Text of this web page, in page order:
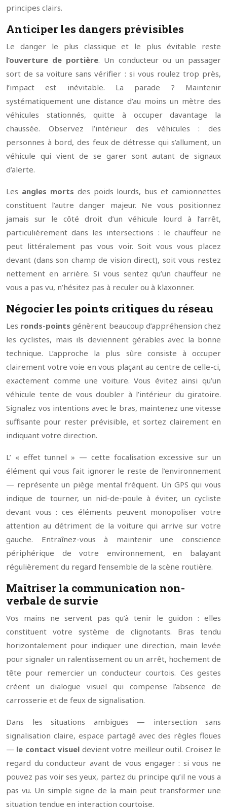
principes clairs.
Anticiper les dangers prévisibles
Le danger le plus classique et le plus évitable reste
l’ouverture de portière. Un conducteur ou un passager
sort de sa voiture sans vérifier : si vous roulez trop près,
l’impact est inévitable. La parade ? Maintenir
systématiquement une distance d’au moins un mètre des
véhicules stationnés, quitte à occuper davantage la
chaussée. Observez l’intérieur des véhicules : des
personnes à bord, des feux de détresse qui s’allument, un
véhicule qui vient de se garer sont autant de signaux
d’alerte.
Les angles morts des poids lourds, bus et camionnettes
constituent l’autre danger majeur. Ne vous positionnez
jamais sur le côté droit d’un véhicule lourd à l’arrêt,
particulièrement dans les intersections : le chauffeur ne
peut littéralement pas vous voir. Soit vous vous placez
devant (dans son champ de vision direct), soit vous restez
nettement en arrière. Si vous sentez qu’un chauffeur ne
vous a pas vu, n’hésitez pas à reculer ou à klaxonner.
Négocier les points critiques du réseau
Les ronds-points génèrent beaucoup d’appréhension chez
les cyclistes, mais ils deviennent gérables avec la bonne
technique. L’approche la plus sûre consiste à occuper
clairement votre voie en vous plaçant au centre de celle-ci,
exactement comme une voiture. Vous évitez ainsi qu’un
véhicule tente de vous doubler à l’intérieur du giratoire.
Signalez vos intentions avec le bras, maintenez une vitesse
suffisante pour rester prévisible, et sortez clairement en
indiquant votre direction.
L’ « effet tunnel » — cette focalisation excessive sur un
élément qui vous fait ignorer le reste de l’environnement
— représente un piège mental fréquent. Un GPS qui vous
indique de tourner, un nid-de-poule à éviter, un cycliste
devant vous : ces éléments peuvent monopoliser votre
attention au détriment de la voiture qui arrive sur votre
gauche. Entraînez-vous à maintenir une conscience
périphérique de votre environnement, en balayant
régulièrement du regard l’ensemble de la scène routière.
Maîtriser la communication non-
verbale de survie
Vos mains ne servent pas qu’à tenir le guidon : elles
constituent votre système de clignotants. Bras tendu
horizontalement pour indiquer une direction, main levée
pour signaler un ralentissement ou un arrêt, hochement de
tête pour remercier un conducteur courtois. Ces gestes
créent un dialogue visuel qui compense l’absence de
carrosserie et de feux de signalisation.
Dans les situations ambiguës — intersection sans
signalisation claire, espace partagé avec des règles floues
— le contact visuel devient votre meilleur outil. Croisez le
regard du conducteur avant de vous engager : si vous ne
pouvez pas voir ses yeux, partez du principe qu’il ne vous a
pas vu. Un simple signe de la main peut transformer une
situation tendue en interaction courtoise.